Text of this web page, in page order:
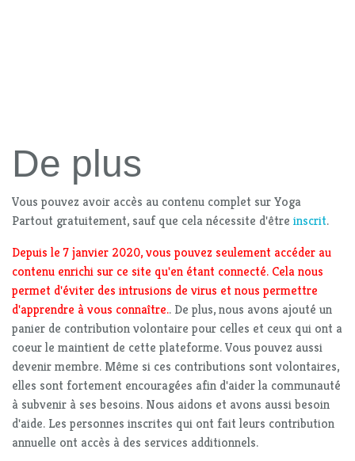
De plus
Vous pouvez avoir accès au contenu complet sur Yoga
Partout gratuitement, sauf que cela nécessite d'être inscrit.
Depuis le 7 janvier 2020, vous pouvez seulement accéder au
contenu enrichi sur ce site qu'en étant connecté. Cela nous
permet d'éviter des intrusions de virus et nous permettre
d'apprendre à vous connaître.. De plus, nous avons ajouté un
panier de contribution volontaire pour celles et ceux qui ont a
coeur le maintient de cette plateforme. Vous pouvez aussi
devenir membre. Même si ces contributions sont volontaires,
elles sont fortement encouragées afin d'aider la communauté
à subvenir à ses besoins. Nous aidons et avons aussi besoin
d'aide. Les personnes inscrites qui ont fait leurs contribution
annuelle ont accès à des services additionnels.